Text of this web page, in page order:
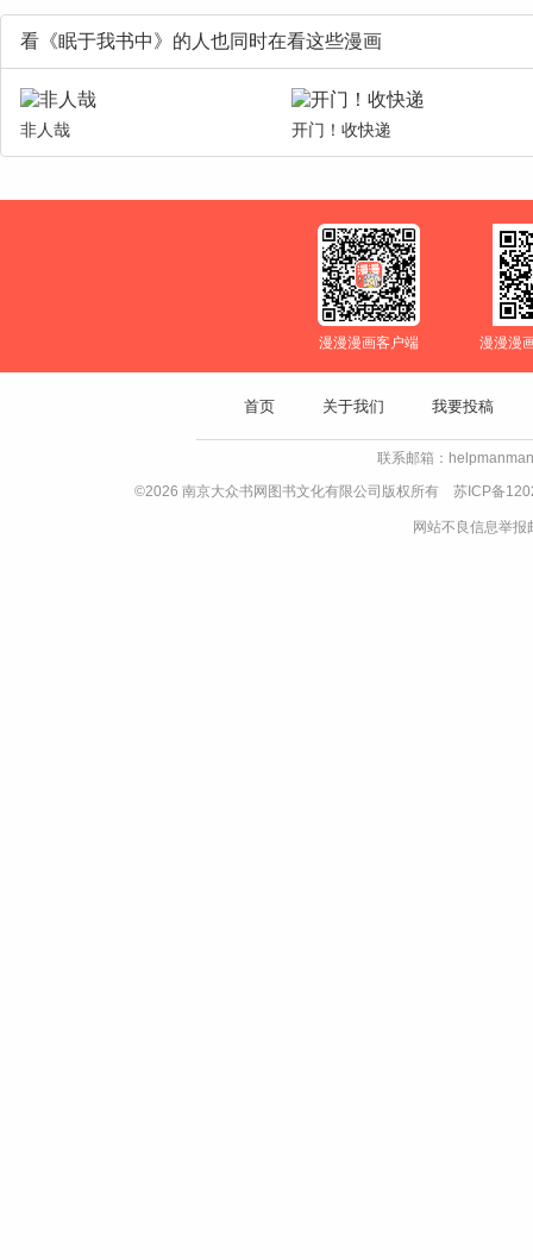
看《眠于我书中》的人也同时在看这些漫画
非人哉 开门！收快递
漫漫漫画客户端 漫漫漫
首页 关于我们 我要投稿
联系邮箱：
©2026 南京大众书网图书文化有限公司版权所有 苏ICP备
网站不良信息举